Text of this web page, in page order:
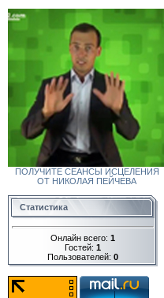
ПОЛУЧИТЕ СЕАНСЫ ИСЦЕЛЕНИЯ
ОТ НИКОЛАЯ ПЕЙЧЕВА
Статистика
Онлайн всего: 1
Гостей: 1
Пользователей: 0